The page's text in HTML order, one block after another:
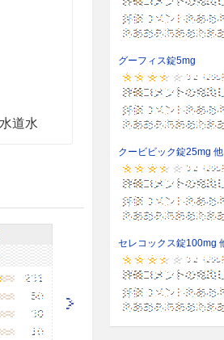
道水
こ
炎を起
グーフィス錠5mg
クービビック錠25mg 他
セレコックス錠100mg